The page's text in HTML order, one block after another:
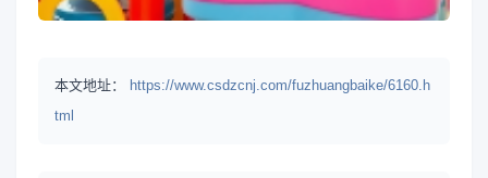
本文地址：
https://www.csdzcnj.com/fuzhuangbaike/6160.h
tml